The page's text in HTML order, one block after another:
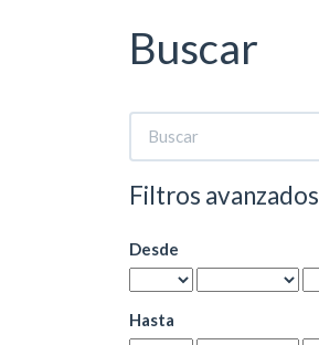
Buscar
Buscar
artículos
por
Filtros avanzados
Desde
Hasta